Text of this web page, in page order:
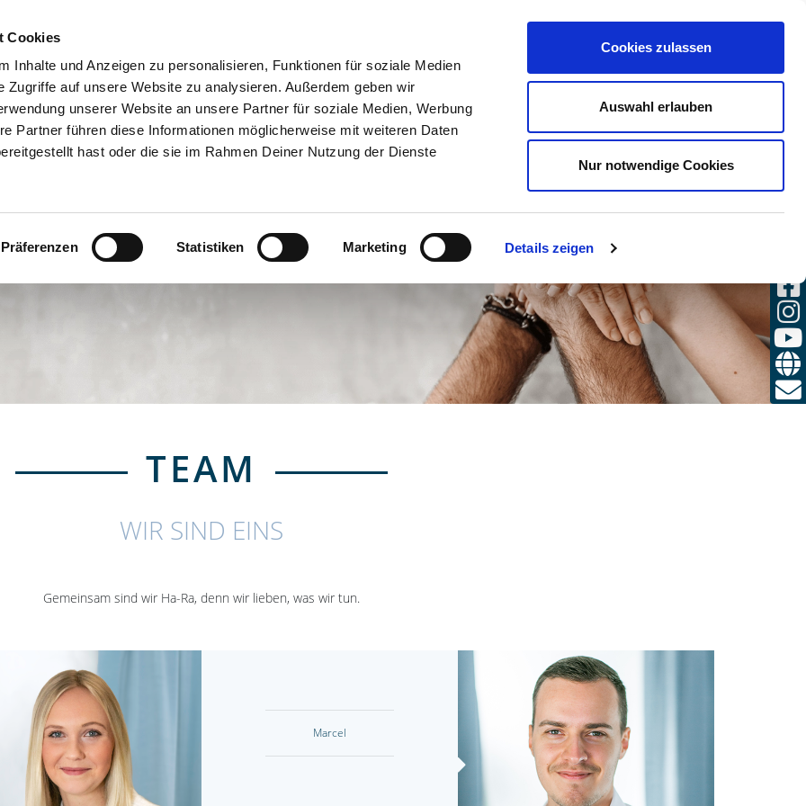
Cookies
Inhalte und Anzeigen zu personalisieren, Funktionen für soziale Medien
Zugriffe auf unsere Website zu analysieren. Außerdem geben wir
unserer Website an unsere Partner für soziale Medien, Werbung
Partner führen diese Informationen möglicherweise mit weiteren Daten
hast oder die sie im Rahmen Deiner Nutzung der Dienste
Präferenzen Statistiken Marketing Details zeigen
Cookies zulassen
Auswahl erlauben
Nur notwendige Cookies
(0) DE / DE
TEAM
WIR SIND EINS
Gemeinsam sind wir Ha-Ra, denn wir lieben, was wir tun.
Marcel